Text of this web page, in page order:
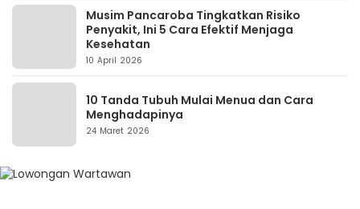
Musim Pancaroba Tingkatkan Risiko
Penyakit, Ini 5 Cara Efektif Menjaga
Kesehatan
10 April 2026
10 Tanda Tubuh Mulai Menua dan Cara
Menghadapinya
24 Maret 2026